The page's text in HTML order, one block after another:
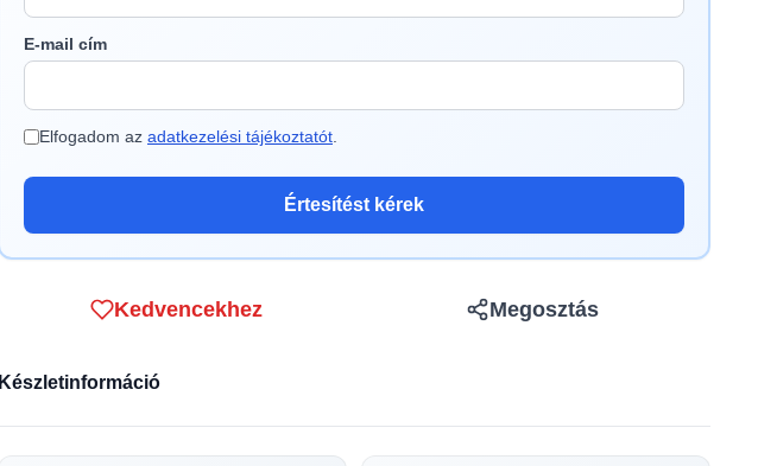
E-mail cím
Elfogadom az adatkezelési tájékoztatót
Értesítést kérek
Kedvencekhez Megosztás
Készletinformáció